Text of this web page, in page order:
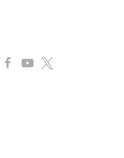
Instagram
Facebook
Youtube